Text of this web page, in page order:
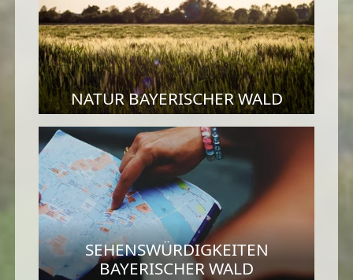
NATUR BAYERISCHER WALD
SEHENSWÜRDIGKEITEN
BAYERISCHER WALD